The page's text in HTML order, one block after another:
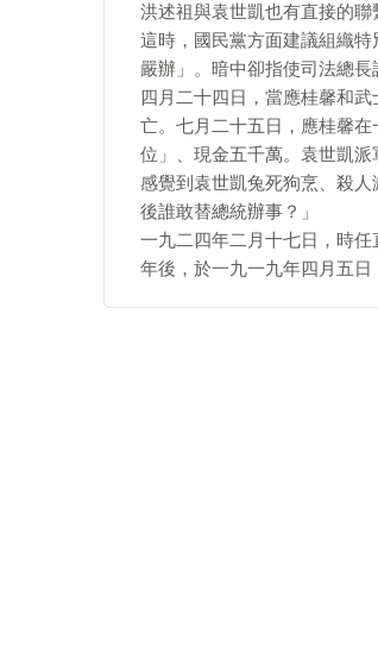
洪述祖與袁世凱也有直接的聯
這時，國民黨方面建議組織
嚴辦」。暗中卻指使司法總長
四月二十四日，當應桂馨和
亡。七月二十五日，應桂馨
位」、現金五千萬。袁世凱派
感覺到袁世凱兔死狗烹、殺
後誰敢替總統辦事？」
一九二四年二月十七日，時
年後，於一九一九年四月五日